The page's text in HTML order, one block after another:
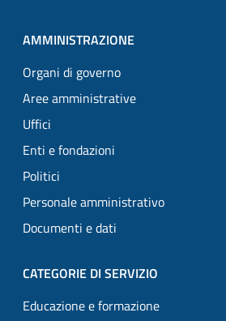
AMMINISTRAZIONE
Organi di governo
Aree amministrative
Uffici
Enti e fondazioni
Politici
Personale amministrativo
Documenti e dati
CATEGORIE DI SERVIZIO
Educazione e formazione